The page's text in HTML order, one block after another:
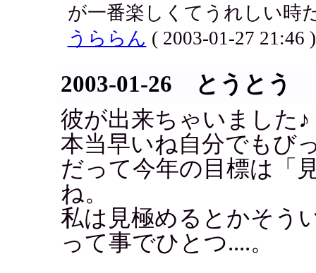
が一番楽しくてうれしい時
うららん ( 2003-01-27 21:46 )
2003-01-26 とうとう
彼が出来ちゃいました
本当早いね自分でもび
だって今年の目標は「
ね。
私は見極めるとかそう
って事でひとつ....。